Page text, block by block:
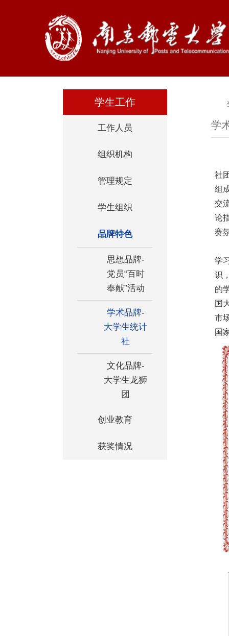
学生工作
工作人员
组织机构
管理规定
学生组织
品牌特色
思想品牌-
党员“百时
奉献”活动
学术品牌-
大学生统计
社
文化品牌-
大学生龙狮
团
创业教育
获奖情况
学
社
组
交
论
赛
学
识
的
国
市
国